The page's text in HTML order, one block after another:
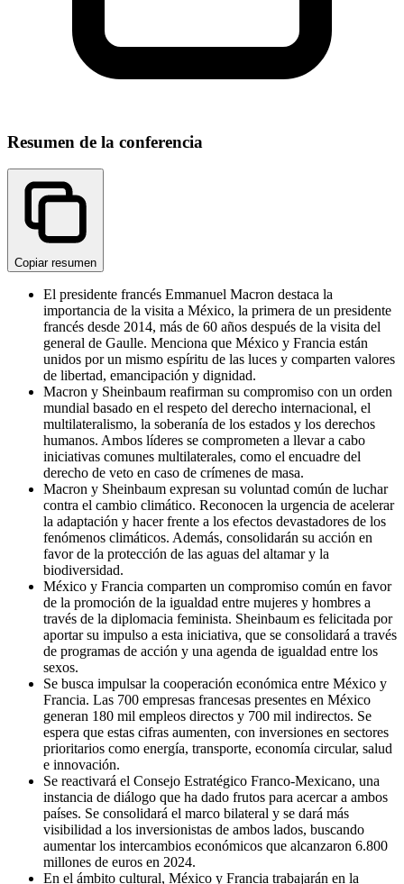
Resumen de la conferencia
Copiar resumen
El presidente francés Emmanuel Macron destaca la
importancia de la visita a México, la primera de un presidente
francés desde 2014, más de 60 años después de la visita del
general de Gaulle. Menciona que México y Francia están
unidos por un mismo espíritu de las luces y comparten valores
de libertad, emancipación y dignidad.
Macron y Sheinbaum reafirman su compromiso con un orden
mundial basado en el respeto del derecho internacional, el
multilateralismo, la soberanía de los estados y los derechos
humanos. Ambos líderes se comprometen a llevar a cabo
iniciativas comunes multilaterales, como el encuadre del
derecho de veto en caso de crímenes de masa.
Macron y Sheinbaum expresan su voluntad común de luchar
contra el cambio climático. Reconocen la urgencia de acelerar
la adaptación y hacer frente a los efectos devastadores de los
fenómenos climáticos. Además, consolidarán su acción en
favor de la protección de las aguas del altamar y la
biodiversidad.
México y Francia comparten un compromiso común en favor
de la promoción de la igualdad entre mujeres y hombres a
través de la diplomacia feminista. Sheinbaum es felicitada por
aportar su impulso a esta iniciativa, que se consolidará a través
de programas de acción y una agenda de igualdad entre los
sexos.
Se busca impulsar la cooperación económica entre México y
Francia. Las 700 empresas francesas presentes en México
generan 180 mil empleos directos y 700 mil indirectos. Se
espera que estas cifras aumenten, con inversiones en sectores
prioritarios como energía, transporte, economía circular, salud
e innovación.
Se reactivará el Consejo Estratégico Franco-Mexicano, una
instancia de diálogo que ha dado frutos para acercar a ambos
países. Se consolidará el marco bilateral y se dará más
visibilidad a los inversionistas de ambos lados, buscando
aumentar los intercambios económicos que alcanzaron 6.800
millones de euros en 2024.
En el ámbito cultural, México y Francia trabajarán en la